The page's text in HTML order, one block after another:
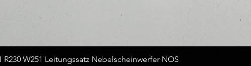
Schnellansicht
W251 Leitungssatz Nebelscheinwerfer NOS